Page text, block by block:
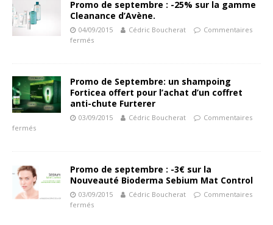
Promo de septembre : -25% sur la gamme
Cleanance d’Avène.
04/09/2015 Cédric Boucherat
Commentaires
fermés
Promo de Septembre: un shampoing
Forticea offert pour l’achat d’un coffret
anti-chute Furterer
03/09/2015 Cédric Boucherat
Commentaires
fermés
Promo de septembre : -3€ sur la
Nouveauté Bioderma Sebium Mat Control
03/09/2015 Cédric Boucherat
Commentaires
fermés